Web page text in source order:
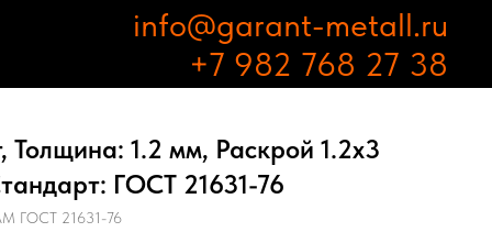
info@garant-metall.ru
+7 982 768 27 38
1.2 мм, Раскрой 1.2х3
ГОСТ 21631-76
ГОСТ 21631-76